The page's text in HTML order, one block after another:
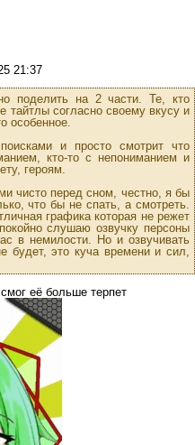
21:37
поделить на 2 части. Те, кто
тайтлы согласно своему вкусу и
особенное.
и просто смотрит что
кто-то с непониманием и
героям.
чисто перед сном, честно, я бы
что бы не спать, а смотреть.
графика которая не режет
слушаю озвучку персоны
в немилости. Но и озвучивать
будет, это куча времени и сил,
её больше терпет